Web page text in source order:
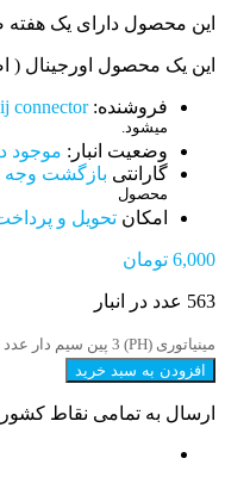
این محصول دارای یک
این یک محصول اورجینال
فروشنده:connector
میشود.
وضعیت انبار: موجود
گارانتی بازگشت وجه
محصول
امکان تحویل و
6,000 تومان
563 عدد در انبار
مینیاتوری (PH) 3 پین سیم دار عدد
افزودن به سبد خرید
ارسال به تمامی نقاط کشور